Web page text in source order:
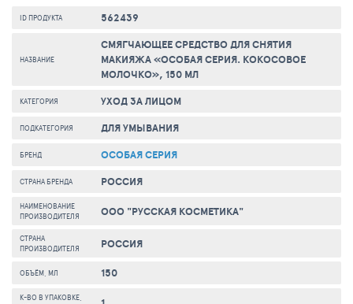
ID ПРОДУКТА 562439
НАЗВАНИЕ
СМЯГЧАЮЩЕЕ СРЕДСТВО ДЛЯ СНЯТИЯ
МАКИЯЖА «ОСОБАЯ СЕРИЯ. КОКОСОВОЕ
МОЛОЧКО», 150 МЛ
КАТЕГОРИЯ УХОД ЗА ЛИЦОМ
ПОДКАТЕГОРИЯ ДЛЯ УМЫВАНИЯ
БРЕНД ОСОБАЯ СЕРИЯ
СТРАНА БРЕНДА РОССИЯ
НАИМЕНОВАНИЕ
ПРОИЗВОДИТЕЛЯ
ООО "РУССКАЯ КОСМЕТИКА"
СТРАНА
ПРОИЗВОДИТЕЛЯ
РОССИЯ
ОБЪЁМ, МЛ 150
К-ВО В УПАКОВКЕ,